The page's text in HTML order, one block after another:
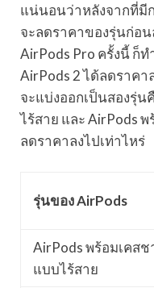
แน่นอนว่าหลังจากที่มีก
จะลดราคาของรุ่นก่อน
AirPods Pro ครั้งนี้ ก็
AirPods 2 ได้ลดราค
จะแบ่งออกเป็นสองรุ่น
ไร้สาย และ AirPods
ลดราคาลงไปเท่าไหร่
รุ่นของ AirPods
AirPods พร้อมเคสช
แบบไร้สาย